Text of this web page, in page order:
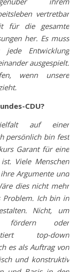
vertretbar
für die gesamte
her. Es muss
Entwicklung
ausgespielt.
wenn unsere
CDU?
auf einer
persönlich bin fest
Garant für eine
Viele Menschen
Argumente und
dies nicht mehr
Problem. Ich bin in
Nicht, um
fördern oder
top-down
es als Auftrag von
und konstruktiv